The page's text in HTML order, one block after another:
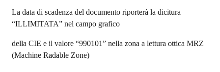
La data di scadenza del documento riporterà la dicitura
“ILLIMITATA” nel campo grafico
della CIE e il valore “990101” nella zona a lettura ottica MRZ
(Machine Radable Zone)